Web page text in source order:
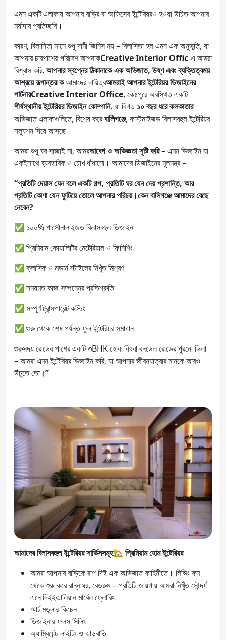
এমন একটি এলাকায় আপনার বাড়ির বা অফিসের ইন্টেরিয়রও হওয়া উচিত আপনার
মর্যাদার প্রতিচ্ছবি।
কারণ, বিলাসিতা মানে শুধু দামী জিনিস নয় – বিলাসিতা হল এমন এক অনুভূতি, যা
আপনার চারপাশের পরিবেশ আপনাকCreative Interior Offic-এ আমরা
বিশ্বাস করি, আপনার স্বপ্নের ঠিকানাকে এক অভিজাত, উষ্ণ এবং ব্যক্তিত্বময়
আশ্রয়ে রূপান্তর কআমাদের দায়িত্বআমরাই আপনার ইন্টেরিয়র ডিজাইনের
পার্টনারCreative Interior Office, কেষ্টপুরে অবস্থিত একটি
শীর্ষস্থানীয় ইন্টেরিয়র ডিজাইন কোম্পানি, যা বিগত১০ বছর ধরে কলকাতার
অভিজাত এলাকাগুলিতে, বিশেষ করেবালিগঞ্জে, কাস্টমাইজড বিলাসবহুল ইন্টেরিয়র
সল্যুশন দিয়ে আসছে।
আমরা শুধু ঘর সাজাই না, আমরআবেগ ও অভিজ্ঞতা সৃষ্টি করি– এমন ডিজাইন যা
একইসাথে ব্যবহারিক ও চোখ ধাঁধানো। আমাদের ডিজাইনের মূলমন্ত্র –
“প্রতিটি দেয়াল যেন বলে একটি গল্প, প্রতিটি ঘর যেন দেয় প্রশান্তি, আর
প্রতিটি কোণা যেন ফুটিয়ে তোলে আপনার পরিচয়।কেন বালিগঞ্জে আমাদের বেছে
নেবেন?
✅ ১০০% পার্সোনালাইজড বিলাসবহুল ডিজাইন
✅ প্রিমিয়াম কোয়ালিটির মেটেরিয়াল ও ফিনিশিং
✅ ক্লাসিক ও মডার্ন স্টাইলের নিখুঁত মিশ্রণ
✅ সময়মত কাজ সম্পন্নের প্রতিশ্রুতি
✅ সম্পূর্ণ ট্রান্সপারেন্ট কস্টিং
✅ শুরু থেকে শেষ পর্যন্ত ফুল ইন্টেরিয়র সমাধান
গুরুসদয় রোডের পাশের একটি ৩BHK হোক কিংবা বনডেল রোডের পুরনো ভিলা
– আমরা এমন ইন্টেরিয়র ডিজাইন করি, যা আপনার জীবনযাত্রার মানকে আরও
উঁচুতে তো ।”
আমাদের বিলাসবহুল ইন্টেরিয়র সার্ভিসসমূহ🏡 প্রিমিয়াম হোম ইন্টেরিয়র
আমরা আপনার বাড়িকে রূপ দিই এক অভিজাত কাহিনীতে। লিভিং রুম
থেকে শুরু করে রান্নাঘর, বেডরুম – প্রতিটি জায়গায় আমরা নিখুঁত সৌন্দর্য
এনে দিইইতালিয়ান মার্বেল ফ্লোরিং
স্মার্ট মডুলার কিচেন
ডিজাইনার ফলস সিলিং
অ্যাম্বিয়েন্ট লাইটিং ও ঝাড়বাতি